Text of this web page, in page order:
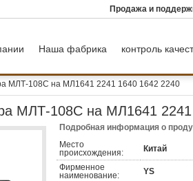
Продажа и
Наша фабрика контроль
МЛТ-108С на МЛ1641 2241 1640 1642 2240
МЛТ-108С на МЛ1641
Подробная информация о
Место
происхождения:
Китай
Фирменное
наименование:
YS